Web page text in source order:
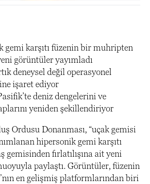
gemi karşıtı füzenin bir muhripten
görüntüler yayımladı
deneysel değil operasyonel
işaret ediyor
deniz dengelerini ve
yeniden şekillendiriyor
Ordusu Donanması, “uçak gemisi
hipersonik gemi karşıtı
gemisinden fırlatılışına ait yeni
paylaştı. Görüntüler, füzenin
en gelişmiş platformlarından biri